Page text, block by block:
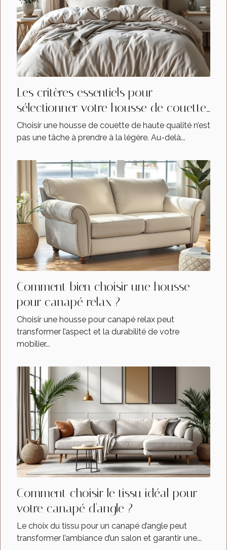
Les critères essentiels pour
sélectionner votre housse de couette
de haute qualité
Choisir une housse de couette de haute qualité n’est
pas une tâche à prendre à la légère. Au-delà...
Comment bien choisir une housse
pour canapé relax ?
Choisir une housse pour canapé relax peut
transformer l’aspect et la durabilité de votre
mobilier...
Comment choisir le tissu idéal pour
votre canapé d'angle ?
Le choix du tissu pour un canapé d’angle peut
transformer l’ambiance d’un salon et garantir une...